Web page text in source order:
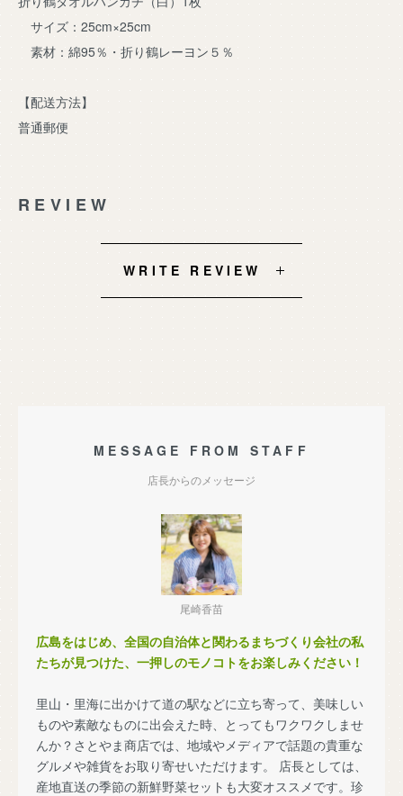
サイズ：25cm×25cm
素材：綿95％・折り鶴レーヨン５％
【配送方法】
普通郵便
REVIEW
WRITE REVIEW
MESSAGE FROM STAFF
店長からのメッセージ
尾崎香苗
広島をはじめ、全国の自治体と関わるまちづくり会社の私
たちが見つけた、一押しのモノコトをお楽しみください！
里山・里海に出かけて道の駅などに立ち寄って、美味しい
ものや素敵なものに出会えた時、とってもワクワクしませ
んか？さとやま商店では、地域やメディアで話題の貴重な
グルメや雑貨をお取り寄せいただけます。 店長としては、
産地直送の季節の新鮮野菜セットも大変オススメです。珍